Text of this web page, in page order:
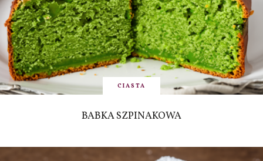
CIASTA
BABKA SZPINAKOWA